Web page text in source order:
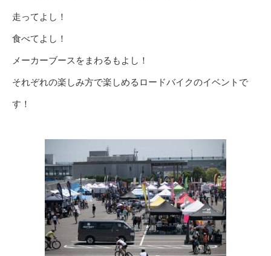
走ってよし！
食べてよし！
メーカーブースをまわるもよし！
それぞれの楽しみ方で楽しめるロードバイクのイベントで
す！